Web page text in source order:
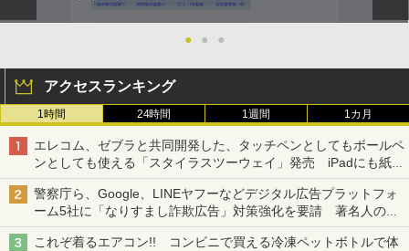
● ● ●
アクセスランキング
1時間 24時間 1週間 1カ月
エレコム、ゼブラと共同開発した、タッチペンとしてもボールペ
ンとしても使える「スタイラスツーウェイ」発売 iPadにも紙に
も、持ち替えずに書き込める
警察庁ら、Google、LINEヤフーなどデジタル広告プラットフォ
ーム5社に「なりすまし詐欺広告」対策強化を要請 著名人の写
真や映像を使った投資詐欺などへの対策として
これぞ着るエアコン!! コンビニで買える冷凍ペットボトルで体